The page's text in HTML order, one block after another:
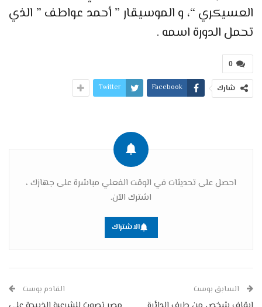
العسيكري “، و الموسيقار ” أحمد عواطف ” الذي
تحمل الدورة اسمه .
0
شارك Facebook
Twitter
احصل على تحديثات في الوقت الفعلي مباشرة على جهازك ،
اشترك الآن.
الاشتراك
السابق بوست القادم بوست